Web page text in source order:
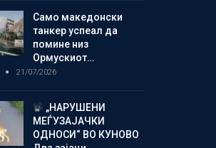
Само македонски
танкер успеал да
помине низ
Ормускиот…
21/07/2026
„НАРУШЕНИ
МЕЃУЗАЈАЧКИ
ОДНОСИ“ ВО КУНОВО